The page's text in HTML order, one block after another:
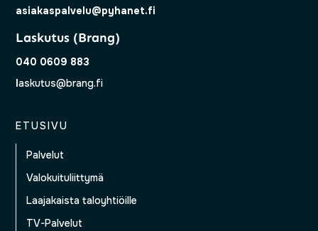
asiakaspalvelu@pyhanet.fi
Laskutus (Brang)
040 0609 883
laskutus@brang.fi
ETUSIVU
Palvelut
Valokuituliittymä
Laajakaista taloyhtiöille
TV-Palvelut